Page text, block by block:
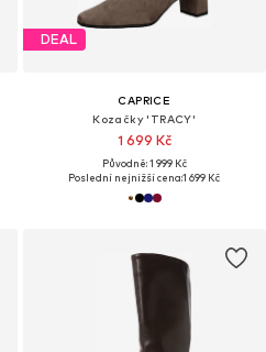
DEAL
CAPRICE
Kozačky 'TRACY'
1 699 Kč
Původně: 1 999 Kč
Poslední nejnižší cena:1 699 Kč